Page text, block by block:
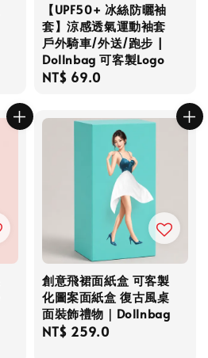
【UPF50+ 冰絲防曬袖
套】涼感透氣運動袖套
戶外騎車/外送/跑步 |
Dollnbag 可客製Logo
Regular
NT$ 69.0
創意飛裙面紙盒 可客製
化圖案面紙盒 復古風桌
面裝飾禮物｜Dollnbag
Regular
NT$ 259.0